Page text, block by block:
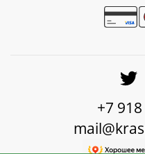
+7